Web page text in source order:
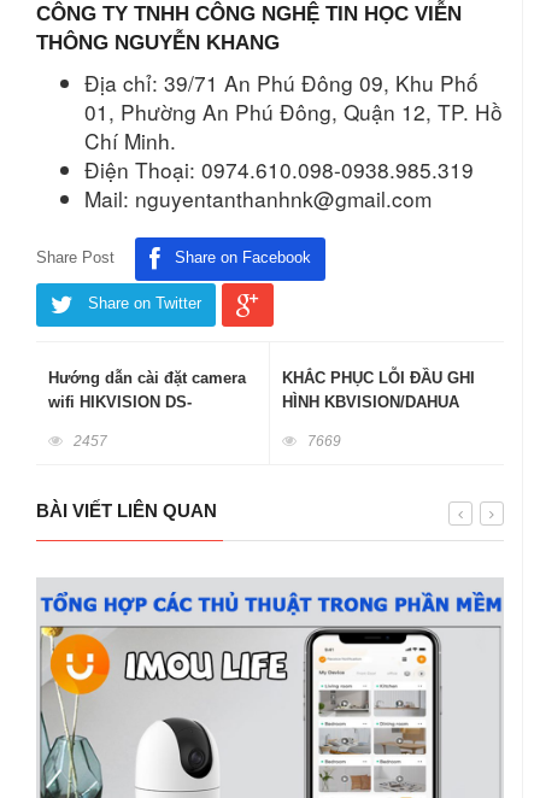
CÔNG TY TNHH CÔNG NGHỆ TIN HỌC VIỄN
THÔNG NGUYỄN KHANG
Địa chỉ: 39/71 An Phú Đông 09, Khu Phố
01, Phường An Phú Đông, Quận 12, TP. Hồ
Chí Minh.
Điện Thoại: 0974.610.098-0938.985.319
Mail: nguyentanthanhnk@gmail.com
Share Post Share on Facebook
Share on Twitter
Hướng dẫn cài đặt camera
wifi HIKVISION DS-
là Thánh Mẫu Q21
2457
KHẮC PHỤC LỖI ĐẦU GHI
HÌNH KBVISION/DAHUA
KHÔNG LƯU LẠI ĐƯỢC
7669
BÀI VIẾT LIÊN QUAN